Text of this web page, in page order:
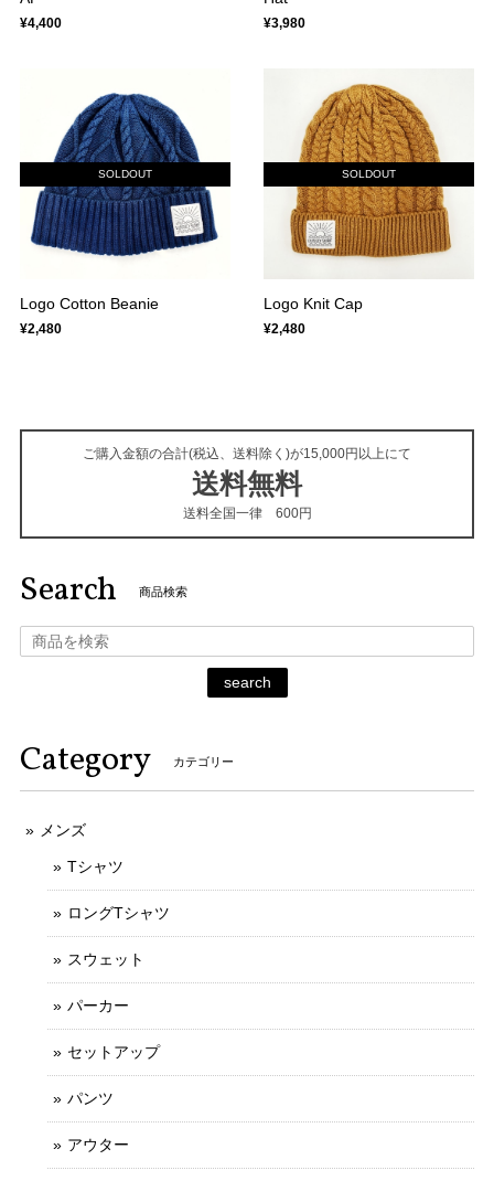
¥4,400 ¥3,980
SOLDOUT
Logo Cotton Beanie
¥2,480
SOLDOUT
Logo Knit Cap
¥2,480
ご購入金額の合計(税込、送料除く)が15,000円以上にて
送料無料
送料全国一律 600円
Search 商品検索
search
Category カテゴリー
メンズ
Tシャツ
ロングTシャツ
スウェット
パーカー
セットアップ
パンツ
アウター